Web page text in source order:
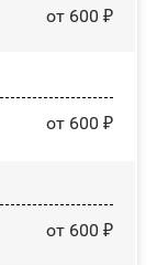
от 600 ₽
от 600 ₽
от 600 ₽